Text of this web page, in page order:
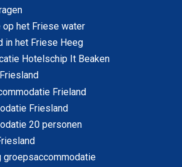
het Friese water
in het Friese Heeg
Hotelschip It Beaken
Frieland
Friesland
20 personen
groepsaccommodatie